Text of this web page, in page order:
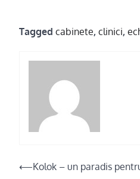
Tagged cabinete, clinici,
Post
⟵Kolok – un paradis